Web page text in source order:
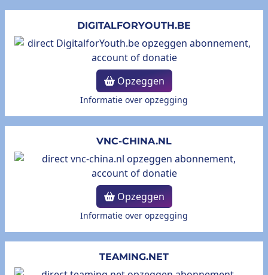
DIGITALFORYOUTH.BE
Opzeggen
Informatie over opzegging
VNC-CHINA.NL
Opzeggen
Informatie over opzegging
TEAMING.NET